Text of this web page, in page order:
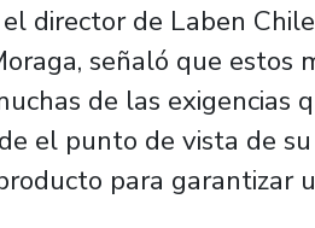
director de Laben
señaló que estos
de las exigencias
el punto de vista de
para garantizar